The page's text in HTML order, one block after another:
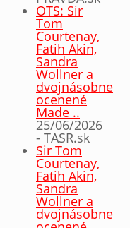
OTS: Sir
Tom
Courtenay,
Fatih Akin,
Sandra
Wollner a
dvojnásobne
ocenené
Made ..
25/06/2026
- TASR.sk
Sir Tom
Courtenay,
Fatih Akin,
Sandra
Wollner a
dvojnásobne